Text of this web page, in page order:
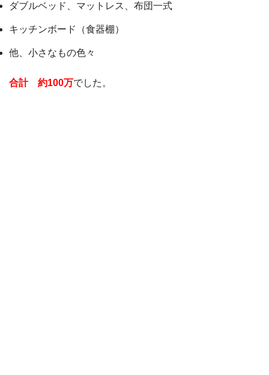
ダブルベッド、マットレス、布団一式
キッチンボード（食器棚）
他、小さなもの色々
合計 約100万でした。